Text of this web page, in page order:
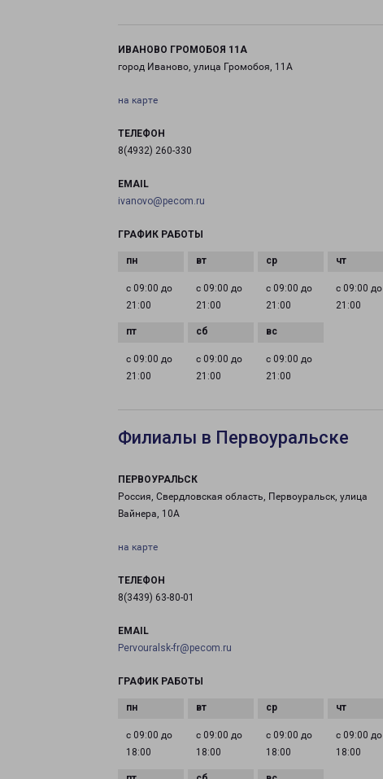
ИВАНОВО ГРОМОБОЯ 11А
город Иваново, улица Громобоя, 11А
на карте
ТЕЛЕФОН
8(4932) 260-330
EMAIL
ivanovo@pecom.ru
ГРАФИК РАБОТЫ
с 09:00 до
21:00
с 09:00 до
21:00
с 09:00 до
21:00
с 09:00 до
21:00
с 09:00 до
21:00
с 09:00 до
21:00
с 09:00 до
21:00
Филиалы в Первоуральске
ПЕРВОУРАЛЬСК
Россия, Свердловская область, Первоуральск, улица
Вайнера, 10А
на карте
ТЕЛЕФОН
8(3439) 63-80-01
EMAIL
Pervouralsk-fr@pecom.ru
ГРАФИК РАБОТЫ
с 09:00 до
18:00
с 09:00 до
18:00
с 09:00 до
18:00
с 09:00 до
18:00